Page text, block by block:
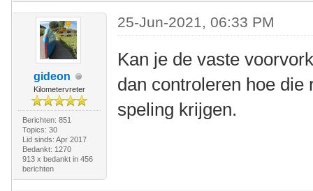
gideon
Kilometervreter
Berichten: 851
Topics: 30
Lid sinds: Apr 2017
Bedankt: 1270
913 x bedankt in 456
berichten
25-Jun-2021, 06:33 PM
Kan je de vaste
dan controleren hoe
speling krijgen.